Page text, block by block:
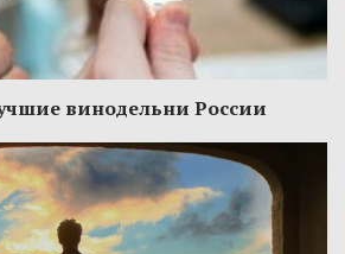
винодельни России